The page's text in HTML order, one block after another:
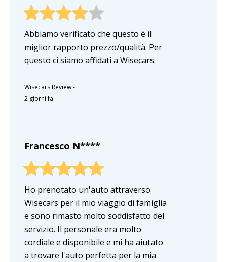
Abbiamo verificato che questo è il
miglior rapporto prezzo/qualità. Per
questo ci siamo affidati a Wisecars.
Wisecars Review-
2 giorni fa
Francesco N****
Ho prenotato un'auto attraverso
Wisecars per il mio viaggio di famiglia
e sono rimasto molto soddisfatto del
servizio. Il personale era molto
cordiale e disponibile e mi ha aiutato
a trovare l'auto perfetta per la mia